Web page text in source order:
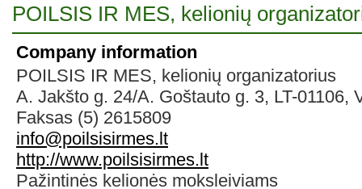
POILSIS IR MES, kelionių
Company information
POILSIS IR MES, kelionių organizatorius
A. Jakšto g. 24/A. Goštauto g. 3, LT-01106,
Faksas (5) 2615809
info@poilsisirmes.lt
http://www.poilsisirmes.lt
Pažintinės kelionės moksleiviams